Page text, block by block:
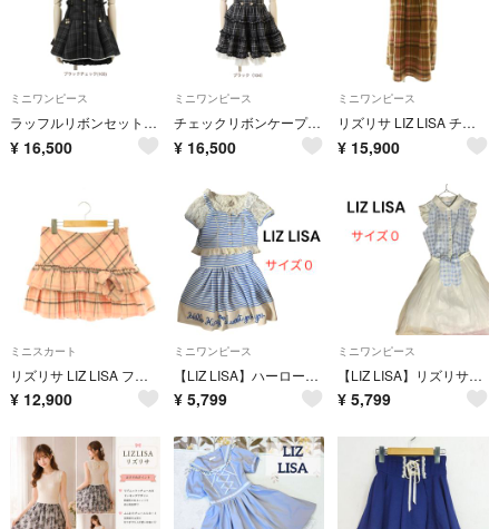
ミニワンピース
ラッフルリボンセットアップ
¥ 16,500
ミニワンピース
チェックリボンケープワンピース ブラック
¥ 16,500
ミニワンピース
リズリサ LIZ LISA チェック リボンミニワンピース 半袖 ブラウン
¥ 15,900
ミニスカート
リズリサ LIZ LISA フリル ティアード ミニスカート チェック ピンク
¥ 12,900
ミニワンピース
【LIZ LISA】ハーローキティコラボ ボーダーワンピース レース サイズ０
¥ 5,799
ミニワンピース
【LIZ LISA】リズリサ ギンガムチェックワンピース チュール サイズ０
¥ 5,799